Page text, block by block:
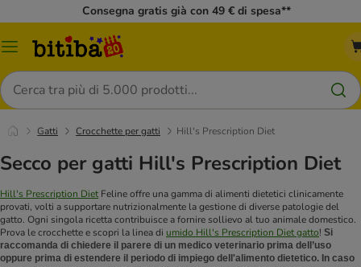
Consegna gratis già con 49 € di spesa**
Overview
Cerca
Gatti Crocchette per gatti Hill's Prescription Diet
Secco per gatti Hill's Prescription Diet
Hill's Prescription Diet Feline offre una gamma di alimenti dietetici clinicamente
provati, volti a supportare nutrizionalmente la gestione di diverse patologie del
gatto. Ogni singola ricetta contribuisce a fornire sollievo al tuo animale domestico.
Prova le crocchette e scopri la linea di umido Hill's Prescription Diet gatto! Si
raccomanda di chiedere il parere di un medico veterinario prima dell’uso
oppure prima di estendere il periodo di impiego dell'alimento dietetico. In caso